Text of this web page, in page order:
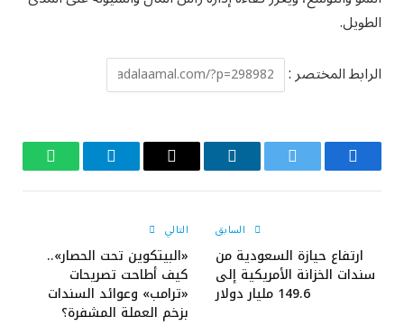
الطويل.
الرابط المختصر :
فيسبوك تويتر لينكدإن
البريد
تيلقرام واتساب
السابق
ارتفاع حيازة السعودية من
سندات الخزانة الأمريكية إلى
149.6 مليار دولار
التالي
«البيتكوين تحت الحصار»..
كيف أطاحت تصريحات
«ترامب» وعوائد السندات
بزخم العملة المشفرة؟